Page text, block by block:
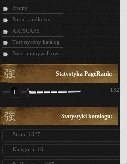
Promy
Portal randkowy
ARTSCAPE
Turystyczny katalog
Bateria umywalkowa
Statystyka PageRank:
1327
Statystyki katalogu:
Stron: 1327
Kategorii: 16